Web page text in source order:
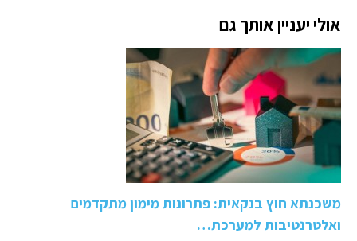
אולי יעניין אותך גם
משכנתא חוץ בנקאית: פתרונות מימון מתקדמים
ואלטרנטיבות למערכת…